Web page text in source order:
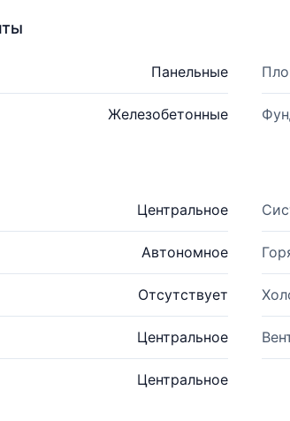
Панельные
Железобетонные
Центральное
Автономное
Отсутствует
Центральное
Центральное